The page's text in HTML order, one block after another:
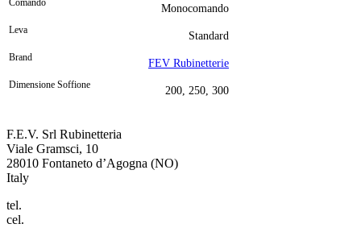
Comando Monocomando
Leva Standard
Brand FEV Rubinetterie
Dimensione Soffione 200, 250, 300
F.E.V. Srl Rubinetteria
Viale Gramsci, 10
28010 Fontaneto d’Agogna (NO)
Italy
tel.
cel.